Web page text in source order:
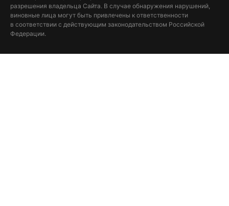
разрешения владельца Сайта. В случае обнаружения нарушений,
виновные лица могут быть привлечены к ответственности
в соответствии с действующим законодательством Российской
Федерации.